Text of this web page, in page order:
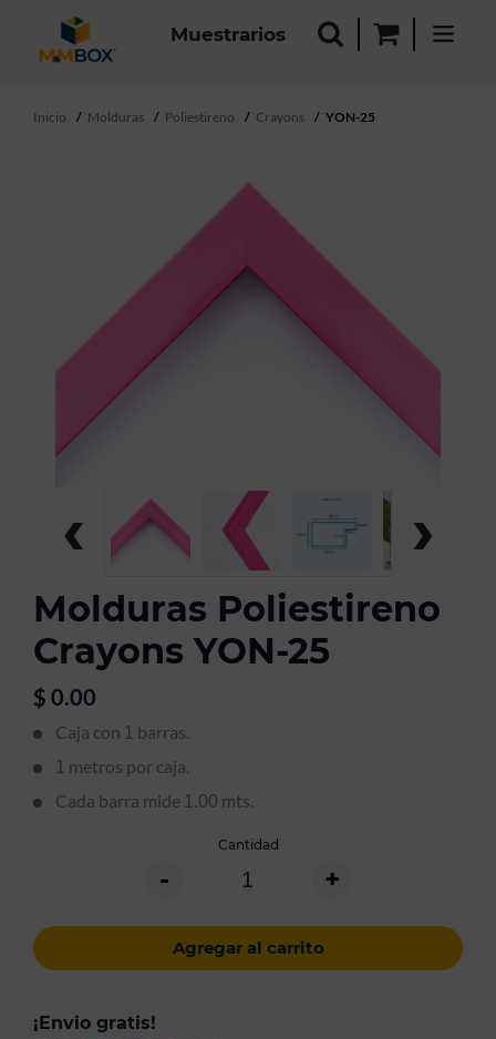
Muestrarios
Inicio Molduras Poliestireno Crayons YON-25
‹ ›
Molduras Poliestireno
Crayons YON-25
$ 0.00
Caja con 1 barras.
1 metros por caja.
Cada barra mide 1.00 mts.
Cantidad
- +
Agregar al carrito
¡Envio gratis!